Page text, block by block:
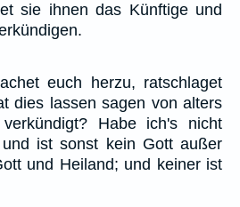
sie ihnen das Künftige und
euch herzu, ratschlaget
dies lassen sagen von alters
Habe ich's nicht
ist sonst kein Gott außer
und Heiland; und keiner ist